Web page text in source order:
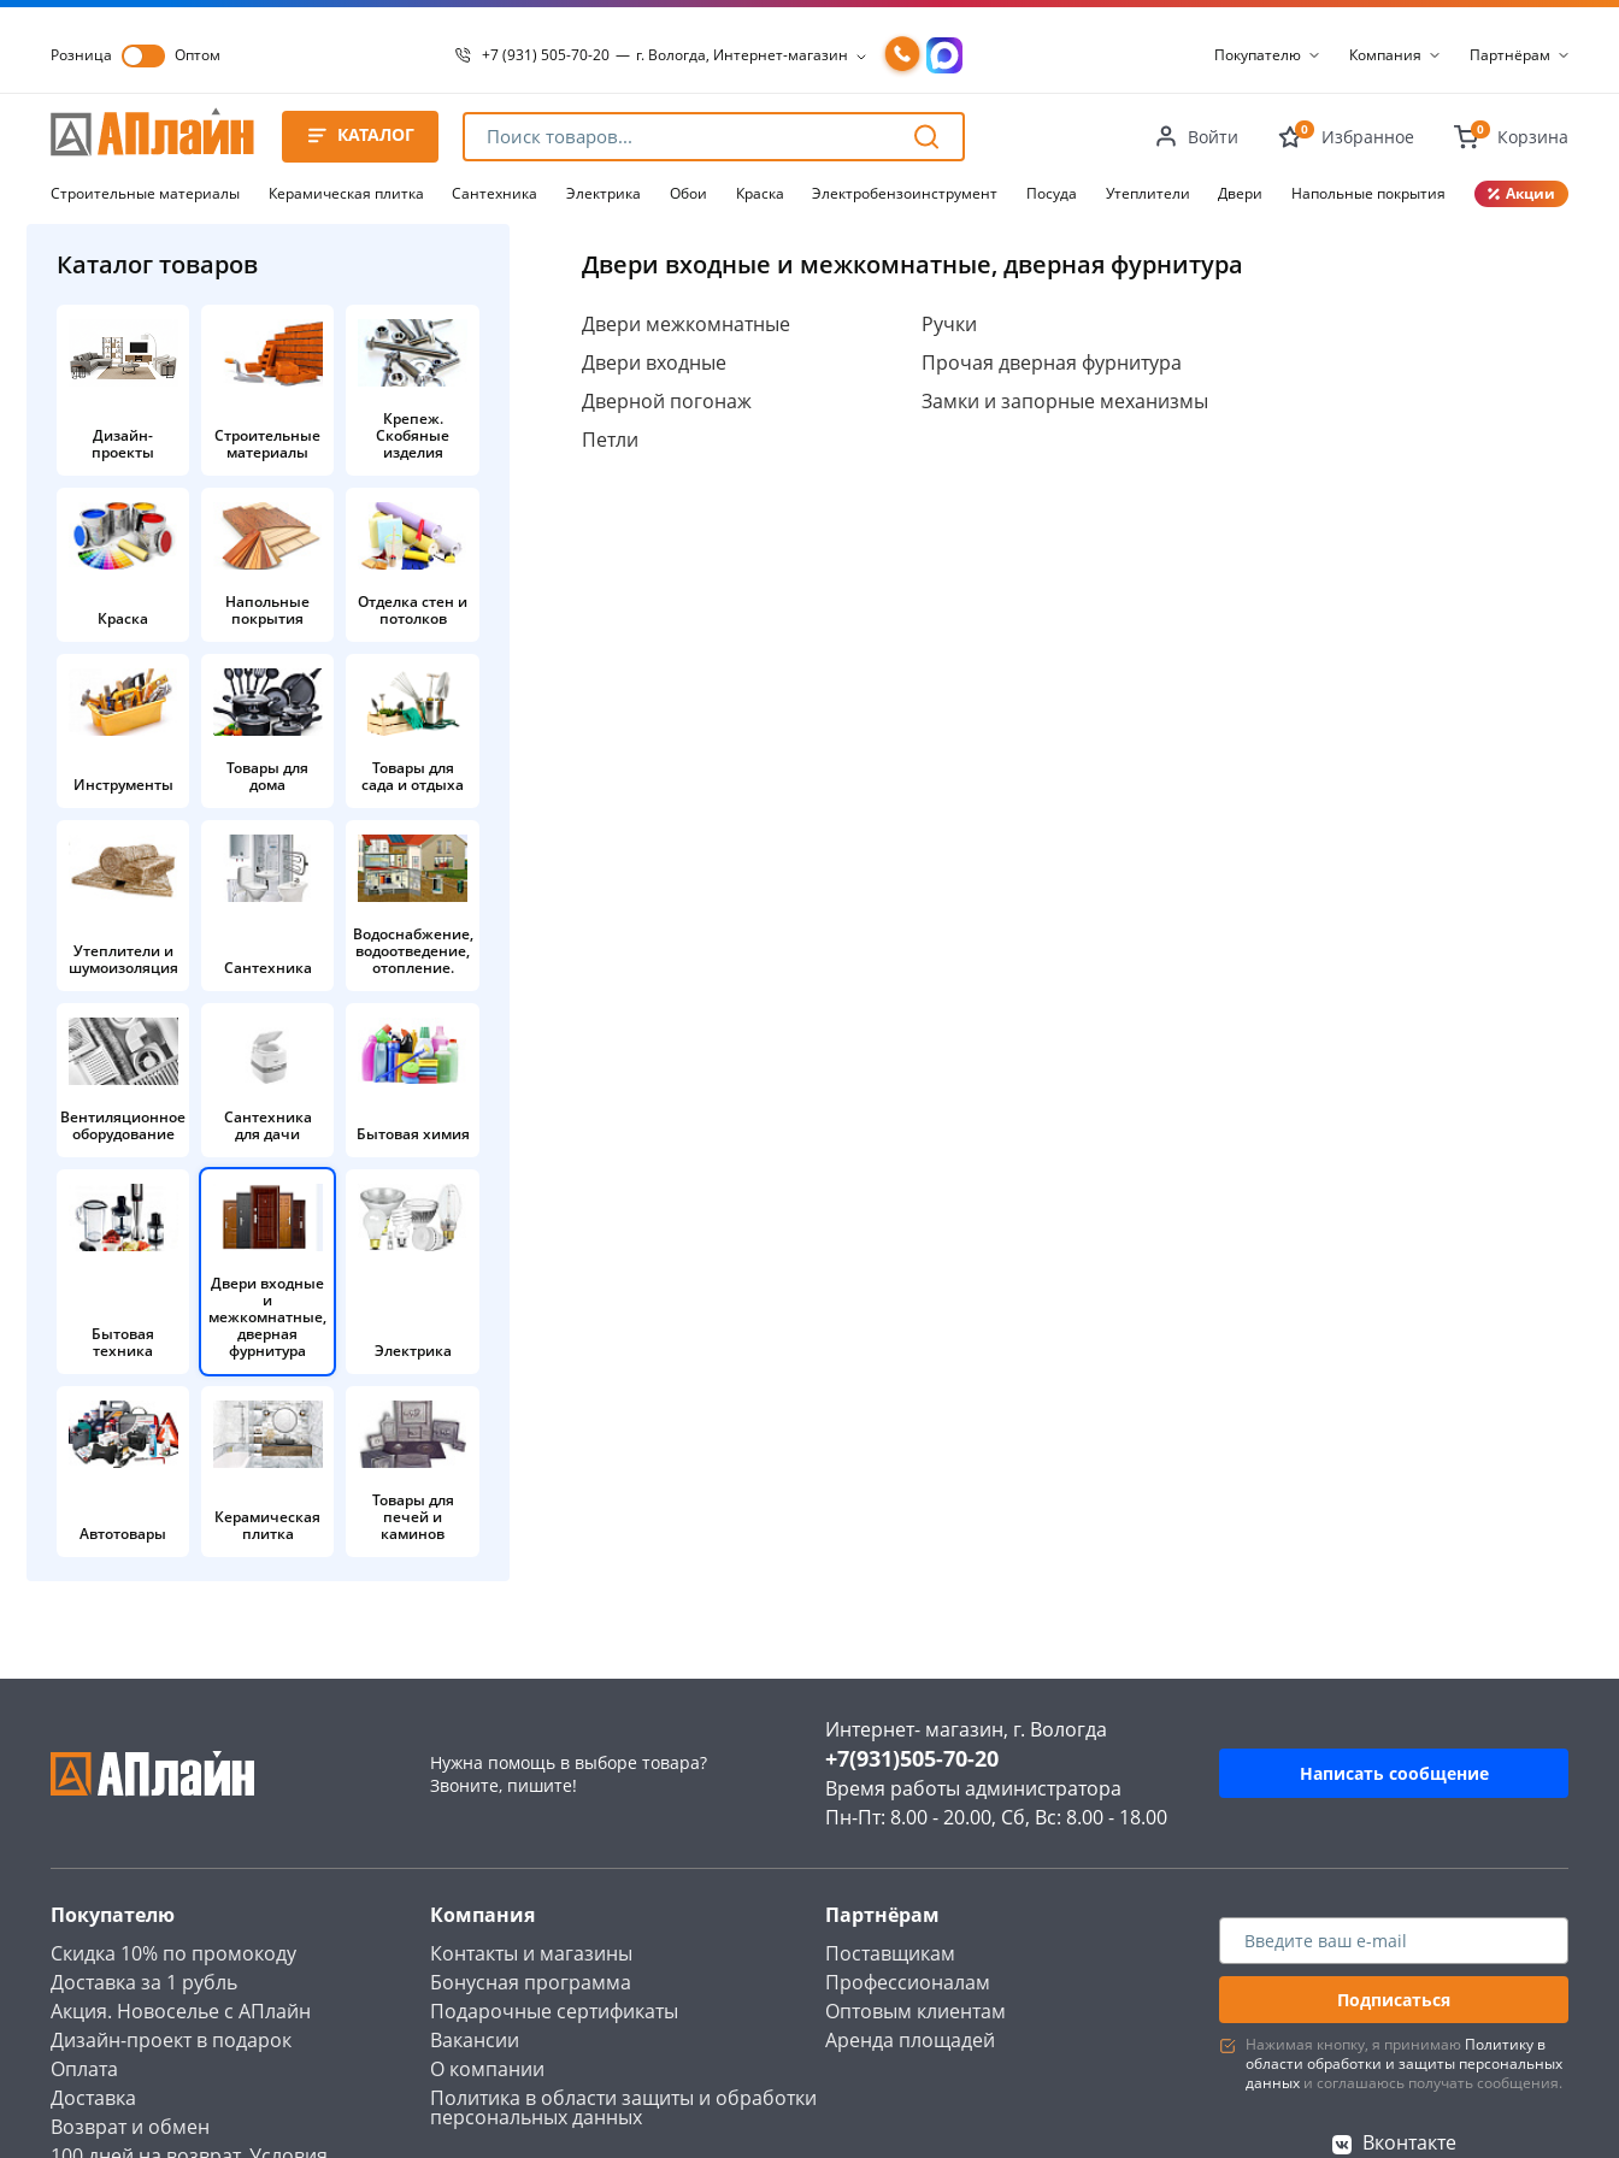
Розница Оптом +7 (931) 505-70-20 — г. Вологда, Интернет-магазин
8 8172 54-15-98
8 8172 54-15-96
г. Вологда, Пошехонское ш., 18
Покупателю Компания Партнёрам
КАТАЛОГ Войти 0 Избранное 0 Корзина
Строительные материалы Керамическая плитка Сантехника Электрика Обои Краска Электробензоинструмент Посуда Утеплители Двери Напольные покрытия Акции
Каталог товаров
Дизайн-
проекты
Строительные
материалы
Крепеж.
Скобяные
изделия
Краска
Напольные
покрытия
Отделка стен и
потолков
Инструменты
Товары для
дома
Товары для
сада и отдыха
Утеплители и
шумоизоляция
Сантехника
Водоснабжение,
водоотведение,
отопление.
Вентиляционное
оборудование
Сантехника
для дачи
Бытовая химия
Бытовая
техника
Двери входные
и
межкомнатные,
дверная
фурнитура
Электрика
Автотовары
Керамическая
плитка
Товары для
печей и
каминов
Двери входные и межкомнатные, дверная фурнитура
Двери межкомнатные
Двери входные
Дверной погонаж
Петли
Ручки
Прочая дверная фурнитура
Замки и запорные механизмы
Нужна помощь в выборе товара?
Звоните, пишите!
Интернет- магазин, г. Вологда
+7(931)505-70-20
Время работы администратора
Пн-Пт: 8.00 - 20.00, Сб, Вс: 8.00 - 18.00
Написать сообщение
Покупателю
Скидка 10% по промокоду
Доставка за 1 рубль
Акция. Новоселье с АПлайн
Дизайн-проект в подарок
Оплата
Доставка
Возврат и обмен
Компания
Контакты и магазины
Бонусная программа
Подарочные сертификаты
Вакансии
О компании
Политика в области защиты и обработки
персональных данных
Партнёрам
Поставщикам
Профессионалам
Оптовым клиентам
Аренда площадей
Подписаться
Нажимая кнопку, я принимаю Политику в
области обработки и защиты персональных
данных и соглашаюсь получать сообщения.
Вконтакте
Для клиентов всех банков
Разбейтеоплату
на части
раз в 2 недели